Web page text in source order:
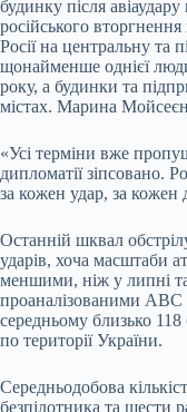
будинку після
російського
Росії на центральну та
щонайменше однієї
року, а будинки та
містах. Марина
«Усі терміни вже
дипломатії зіпсовано.
за кожен удар, за кожен
Останній шквал
ударів, хоча масштаби
меншими, ніж у липні
проаналізованими ABC
середньому близько
по території України.
Середньодобова
безпілотника та шести